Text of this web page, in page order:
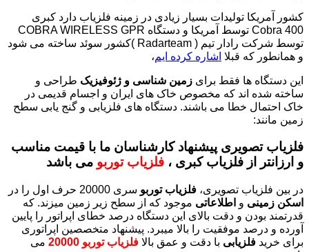
تولیدات بسیار زیادی در زمینه فلزیاب دارد کبری
Cobra 400 توسط آمریکا و دستگاه COBRA WIRELESS GPR
توسط شرکت رادار تیم ( Radarteam )کشور سوئد ساخته می شود
که قبلااشاره کرده ایم ،
ها فقط برایزمین شناسی و ژئوفیزیکطراحی و
شده اند که مخصوص خاک های ایران و اجسام قدیمی در
خطا می باشند. دستگاه های فلزیابی و گنج یابی سطح
تصویری پیشنهاد کارشناسان ما با قیمت مناسب
از فلزیاب کبری ،فلزیاب توربو می باشد
فلزیاب تصویری،فلزیاب توربوسری 20000 حرف اول را در
زمینی واطلاعاتیموجود که از سطح زیر زمین میزند. که
بودن و دقت بالای این دستگاه درصد خطای اپراتور را پایین
و درصد موفقیت را بالا میبرد. پیشنهاد متخصصین اپراتوری
خرید فلزیابیبا دقت و عمق بالافلزیاب توربو 20000
می